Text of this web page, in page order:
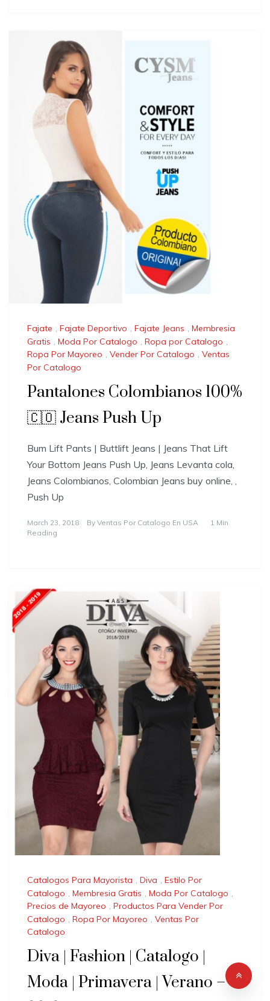
Fajate , Fajate Deportivo , Fajate Jeans , Membresia
Gratis , Moda Por Catalogo , Ropa por Catalogo ,
Ropa Por Mayoreo , Vender Por Catalogo , Ventas
Por Catalogo
Pantalones Colombianos 100%
🇨🇴 Jeans Push Up
Bum Lift Pants | Buttlift Jeans | Jeans That Lift
Your Bottom Jeans Push Up, Jeans Levanta cola,
Jeans Colombianos, Colombian Jeans buy online, ,
Push Up
March 23, 2018 By Ventas Por Catalogo En USA
1 Min
Reading
Catalogos Para Mayorista , Diva , Estilo Por
Catalogo , Membresia Gratis , Moda Por Catalogo ,
Precios de Mayoreo , Productos Para Vender Por
Catalogo , Ropa Por Mayoreo , Ventas Por
Catalogo
Diva | Fashion | Catalogo |
Moda | Primavera | Verano –